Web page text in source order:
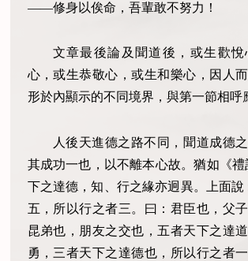
——修身以俟命，吾輩敢不努力！
文章最後論及聞道後，或生歡
心，或生恭敬心，或生和樂心，因人
形於內顯示的不同境界，與第一節相呼
人後天進德之路不同，聞道成德
其成功一也，以不離本心故。猶如《禮
下之達德，知、行之緣亦迥異。上面說
五，所以行之者三。曰：君臣也，父
昆弟也，朋友之交也，五者天下之達
勇，三者天下之達德也，所以行之者